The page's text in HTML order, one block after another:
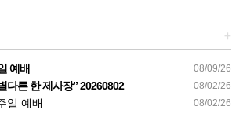
+
08/09/26
예배
08/02/26
다른 한 제사장” 20260802
08/02/26
일 예배